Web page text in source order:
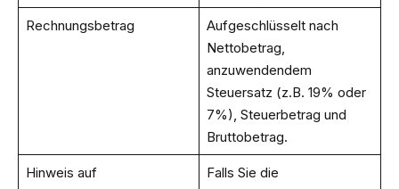
Rechnungsbetrag
Aufgeschlüsselt nach
Nettobetrag,
anzuwendendem
Steuersatz (z.B. 19% oder
7%), Steuerbetrag und
Bruttobetrag.
Hinweis auf
Falls Sie die